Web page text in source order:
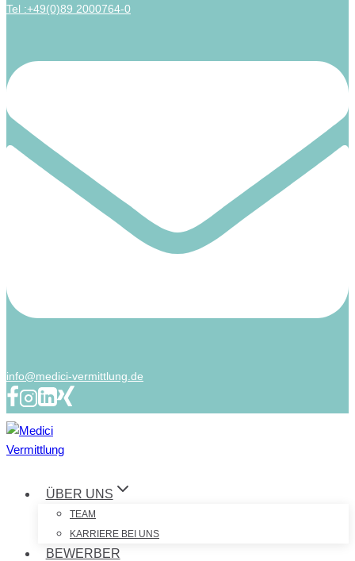
Tel :+49(0)89 2000764-0
info@medici-vermittlung.de
ÜBER UNS
TEAM
KARRIERE BEI UNS
BEWERBER